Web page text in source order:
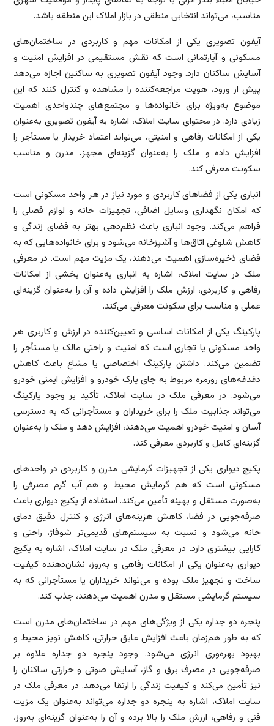
مناسب، می‌تواند انتخابی منطقی در بازار املاک این منطقه باشد.
آیفون تصویری یکی از امکانات مهم و کاربردی در ساختمان‌های
مسکونی و آپارتمانی است که نقش مستقیمی در افزایش امنیت و
آسایش ساکنان دارد. وجود آیفون تصویری به ساکنین اجازه می‌دهد
پیش از ورود، هویت مراجعه‌کننده را مشاهده و کنترل کنند که این
موضوع به‌ویژه برای خانواده‌ها و مجتمع‌های چندواحدی اهمیت
زیادی دارد. در محتوای سایت املاک، اشاره به آیفون تصویری به‌عنوان
یکی از امکانات رفاهی و امنیتی، می‌تواند اعتماد خریدار یا مستأجر را
افزایش داده و ملک را به‌عنوان گزینه‌ای مجهز، مدرن و مناسب
سکونت معرفی کند.
انباری یکی از فضاهای کاربردی و مورد نیاز در هر واحد مسکونی است
که امکان نگهداری وسایل اضافی، تجهیزات خانه و لوازم فصلی را
فراهم می‌کند. وجود انباری باعث نظم‌دهی بهتر به فضای زندگی و
کاهش شلوغی اتاق‌ها و آشپزخانه می‌شود و برای خانواده‌هایی که به
فضای ذخیره‌سازی اهمیت می‌دهند، یک مزیت مهم است. در معرفی
ملک در سایت املاک، اشاره به انباری به‌عنوان بخشی از امکانات
رفاهی و کاربردی، ارزش ملک را افزایش داده و آن را به‌عنوان گزینه‌ای
عملی و مناسب برای سکونت معرفی می‌کند.
پارکینگ یکی از امکانات اساسی و تعیین‌کننده در ارزش و کاربری هر
واحد مسکونی یا تجاری است که امنیت و راحتی مالک یا مستأجر را
تضمین می‌کند. داشتن پارکینگ اختصاصی یا مشاع باعث کاهش
دغدغه‌های روزمره مربوط به جای پارک خودرو و افزایش ایمنی خودرو
می‌شود. در معرفی ملک در سایت املاک، تأکید بر وجود پارکینگ
می‌تواند جذابیت ملک را برای خریداران و مستأجرانی که به دسترسی
آسان و امنیت خودرو اهمیت می‌دهند، افزایش دهد و ملک را به‌عنوان
گزینه‌ای کامل و کاربردی معرفی کند.
پکیج دیواری یکی از تجهیزات گرمایشی مدرن و کاربردی در واحدهای
مسکونی است که هم گرمایش محیط و هم آب گرم مصرفی را
به‌صورت مستقل و بهینه تأمین می‌کند. استفاده از پکیج دیواری باعث
صرفه‌جویی در فضا، کاهش هزینه‌های انرژی و کنترل دقیق دمای
خانه می‌شود و نسبت به سیستم‌های قدیمی‌تر شوفاژ، راحتی و
کارایی بیشتری دارد. در معرفی ملک در سایت املاک، اشاره به پکیج
دیواری به‌عنوان یکی از امکانات رفاهی و به‌روز، نشان‌دهنده کیفیت
ساخت و تجهیز ملک بوده و می‌تواند خریداران یا مستأجرانی که به
سیستم گرمایشی مستقل و مدرن اهمیت می‌دهند، جذب کند.
پنجره دو جداره یکی از ویژگی‌های مهم در ساختمان‌های مدرن است
که به طور هم‌زمان باعث افزایش عایق حرارتی، کاهش نویز محیط و
بهبود بهره‌وری انرژی می‌شود. وجود پنجره دو جداره علاوه بر
صرفه‌جویی در مصرف برق و گاز، آسایش صوتی و حرارتی ساکنان را
نیز تأمین می‌کند و کیفیت زندگی را ارتقا می‌دهد. در معرفی ملک در
سایت املاک، اشاره به پنجره دو جداره می‌تواند به‌عنوان یک مزیت
فنی و رفاهی، ارزش ملک را بالا برده و آن را به‌عنوان گزینه‌ای به‌روز،